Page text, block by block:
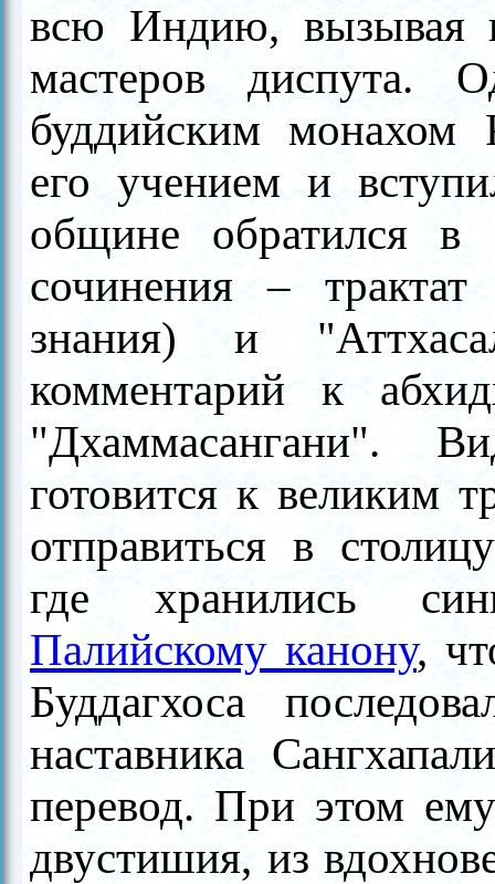
всю Индию, вызывая
мастеров диспута.
буддийским монахом
его учением и
общине обратился в
сочинения –
знания) и
комментарий к
"Дхаммасангани".
готовится к великим
отправиться в
где хранились
Палийскому канону,
Буддагхоса
наставника
перевод. При этом
двустишия, из